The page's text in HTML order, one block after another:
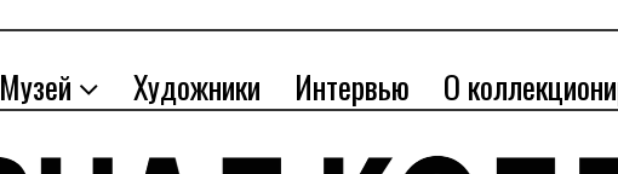
Музей Художники Интервью О